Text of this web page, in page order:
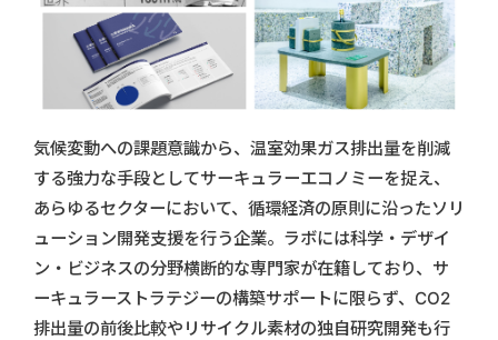
気候変動への課題意識から、温室効果ガス排出量を削減
する強力な手段としてサーキュラーエコノミーを捉え、
あらゆるセクターにおいて、循環経済の原則に沿ったソリ
ューション開発支援を行う企業。ラボには科学・デザイ
ン・ビジネスの分野横断的な専門家が在籍しており、サ
ーキュラーストラテジーの構築サポートに限らず、CO2
排出量の前後比較やリサイクル素材の独自研究開発も行